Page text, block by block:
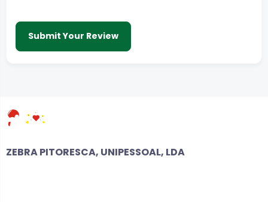
Submit Your Review
ZEBRA PITORESCA, UNIPESSOAL, LDA